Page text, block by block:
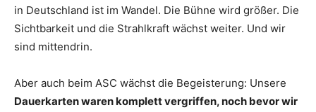
in Deutschland ist im Wandel. Die Bühne wird größer. Die
Sichtbarkeit und die Strahlkraft wächst weiter. Und wir
sind mittendrin.
Aber auch beim ASC wächst die Begeisterung: Unsere
Dauerkarten waren komplett vergriffen, noch bevor wir